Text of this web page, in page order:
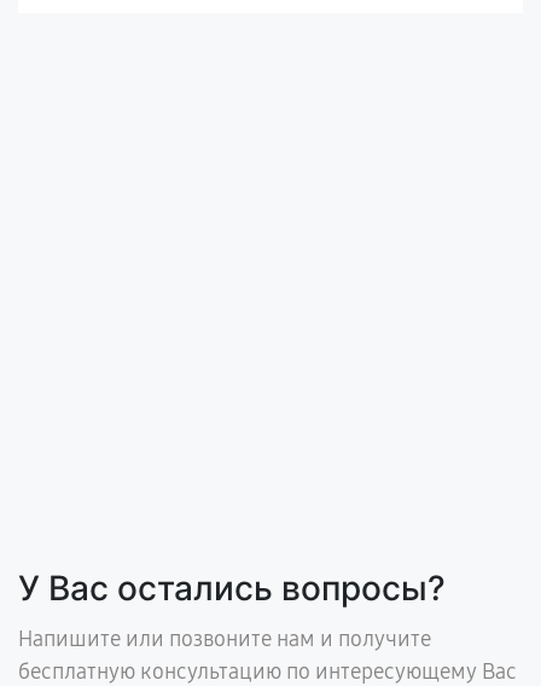
У Вас остались вопросы?
Напишите или позвоните нам и получите
бесплатную консультацию по интересующему Вас